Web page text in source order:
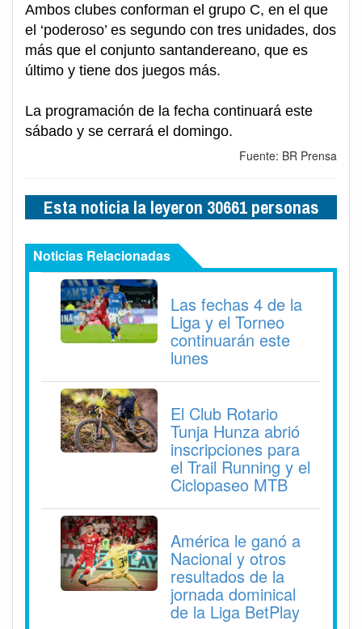
Ambos clubes conforman el grupo C, en el que
el ‘poderoso’ es segundo con tres unidades, dos
más que el conjunto santandereano, que es
último y tiene dos juegos más.
La programación de la fecha continuará este
sábado y se cerrará el domingo.
Fuente: BR Prensa
Esta noticia la leyeron 30661 personas
Noticias Relacionadas
Las fechas 4 de la
Liga y el Torneo
continuarán este
lunes
El Club Rotario
Tunja Hunza abrió
inscripciones para
el Trail Running y el
Ciclopaseo MTB
América le ganó a
Nacional y otros
resultados de la
jornada dominical
de la Liga BetPlay